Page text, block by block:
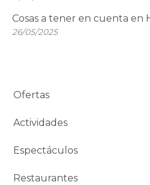
Cosas a tener en cuenta en
26/05/2025
Ofertas
Actividades
Espectáculos
Restaurantes